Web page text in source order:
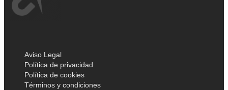
Aviso Legal
Política de privacidad
Política de cookies
Términos y condiciones